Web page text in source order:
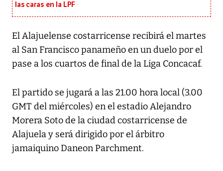
las caras en la LPF
El Alajuelense costarricense recibirá el martes
al San Francisco panameño en un duelo por el
pase a los cuartos de final de la Liga Concacaf.
El partido se jugará a las 21.00 hora local (3.00
GMT del miércoles) en el estadio Alejandro
Morera Soto de la ciudad costarricense de
Alajuela y será dirigido por el árbitro
jamaiquino Daneon Parchment.